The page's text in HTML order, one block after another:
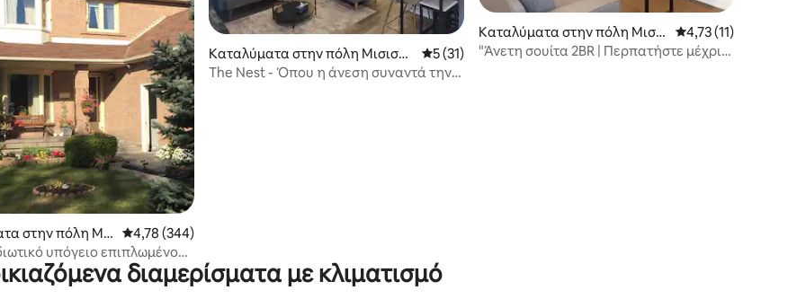
στα 5, 11 κριτικές
στην πόλη Μι
Μέση βαθμολογία: 4,78 στα 5, 344 κριτικές
4,78 (344)
υπόγειο επιπλωμένο
ΚΟΥΖΙΝΑ
Καταλύματα στην πόλη Μισισά
ουγκα
Μέση βαθμολογία: 5 στα 5, 31 κριτικές
5 (31)
The Nest - Όπου η άνεση συναντά την
Καταλύματα στην πόλη Μισισ
άουγκα
Μέση βαθμολογία:
4,73 (11)
"Άνετη σουίτα 2BR | Περπατήστε μέχρι
διαμερίσματα με κλιματισμό